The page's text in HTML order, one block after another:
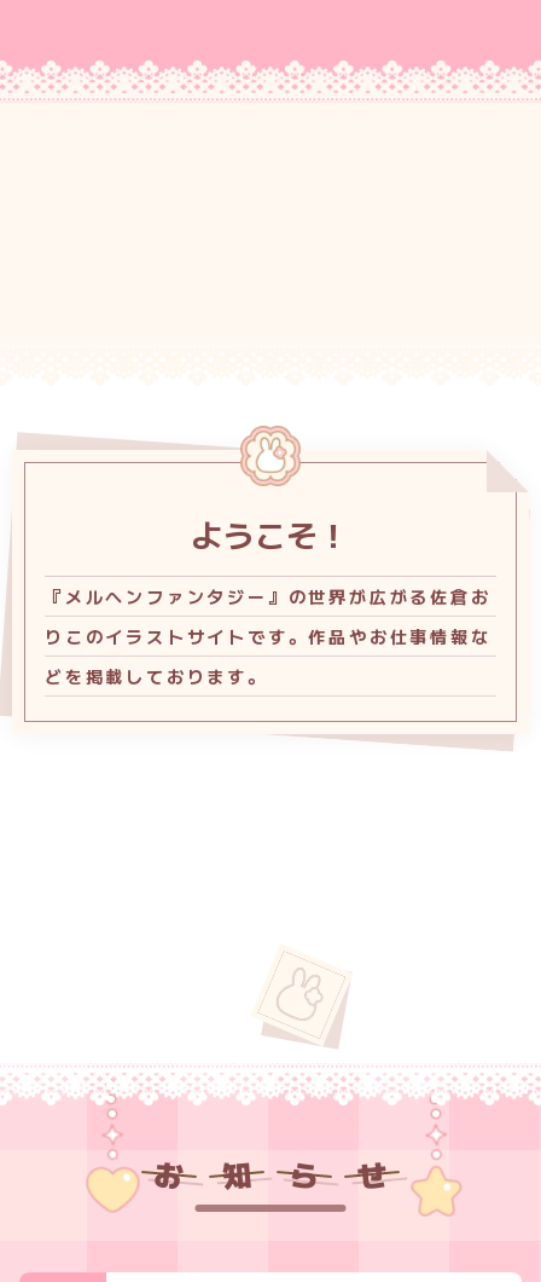
ようこそ！
『メルヘンファンタジー』の世界が広がる佐倉お
りこのイラストサイトです。​作品やお仕事情報な
どを掲載しております。
お 知 ら せ